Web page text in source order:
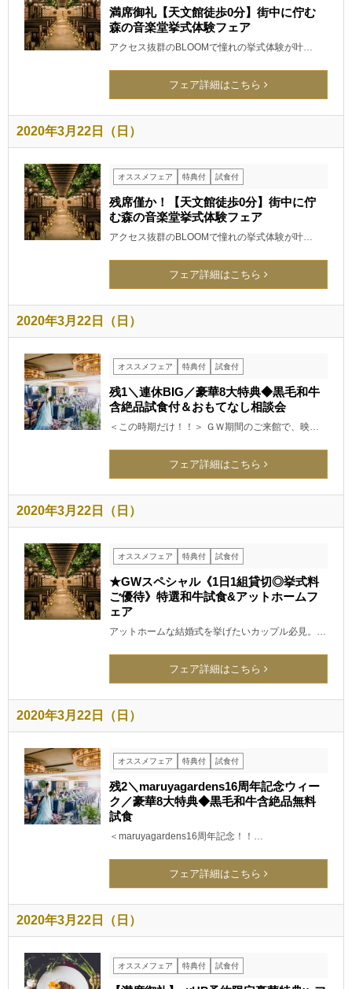
満席御礼【天文館徒歩0分】街中に佇む
森の音楽堂挙式体験フェア
アクセス抜群のBLOOMで憧れの挙式体験が叶…
フェア詳細はこちら
2020年3月22日（日）
オススメフェア 特典付 試食付
残席僅か！【天文館徒歩0分】街中に佇
む森の音楽堂挙式体験フェア
アクセス抜群のBLOOMで憧れの挙式体験が叶…
フェア詳細はこちら
2020年3月22日（日）
オススメフェア 特典付 試食付
残1＼連休BIG／豪華8大特典◆黒毛和牛
含絶品試食付＆おもてなし相談会
＜この時期だけ！！＞ ＧＷ期間のご来館で、映…
フェア詳細はこちら
2020年3月22日（日）
オススメフェア 特典付 試食付
★GWスペシャル《1日1組貸切◎挙式料
ご優待》特選和牛試食&アットホームフ
ェア
アットホームな結婚式を挙げたいカップル必見。…
フェア詳細はこちら
2020年3月22日（日）
オススメフェア 特典付 試食付
残2＼maruyagardens16周年記念ウィー
ク／豪華8大特典◆黒毛和牛含絶品無料
試食
＜maruyagardens16周年記念！！…
フェア詳細はこちら
2020年3月22日（日）
オススメフェア 特典付 試食付